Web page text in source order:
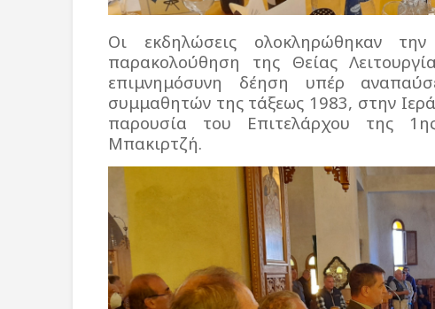
Οι εκδηλώσεις ολοκληρώθηκαν
παρακολούθηση της Θείας
επιμνημόσυνη δέηση υπέρ
συμμαθητών της τάξεως 1983, στην
παρουσία του Επιτελάρχου της
Μπακιρτζή.